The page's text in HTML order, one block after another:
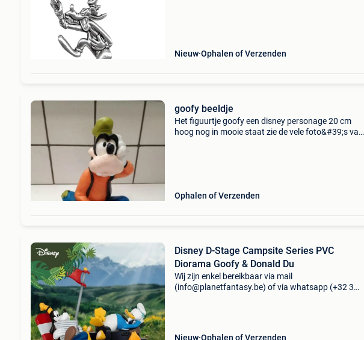
Nieuw Ophalen of Verzenden
goofy beeldje
Het figuurtje goofy een disney personage 20 cm
hoog nog in mooie staat zie de vele foto&#39;s van
Ophalen of Verzenden
Disney D-Stage Campsite Series PVC
Diorama Goofy & Donald Du
Wij zijn enkel bereikbaar via mail
(info@planetfantasy.be) of via whatsapp (+32 3
Nieuw Ophalen of Verzenden